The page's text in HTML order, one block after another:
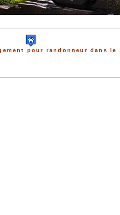
pour randonneur dans le